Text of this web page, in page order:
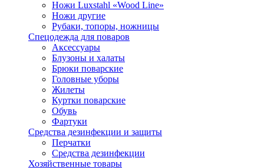
Ножи Luxstahl «Wood Line»
Ножи другие
Рубаки, топоры, ножницы
Спецодежда для поваров
Аксессуары
Блузоны и халаты
Брюки поварские
Головные уборы
Жилеты
Куртки поварские
Обувь
Фартуки
Средства дезинфекции и защиты
Перчатки
Средства дезинфекции
Хозяйственные товары